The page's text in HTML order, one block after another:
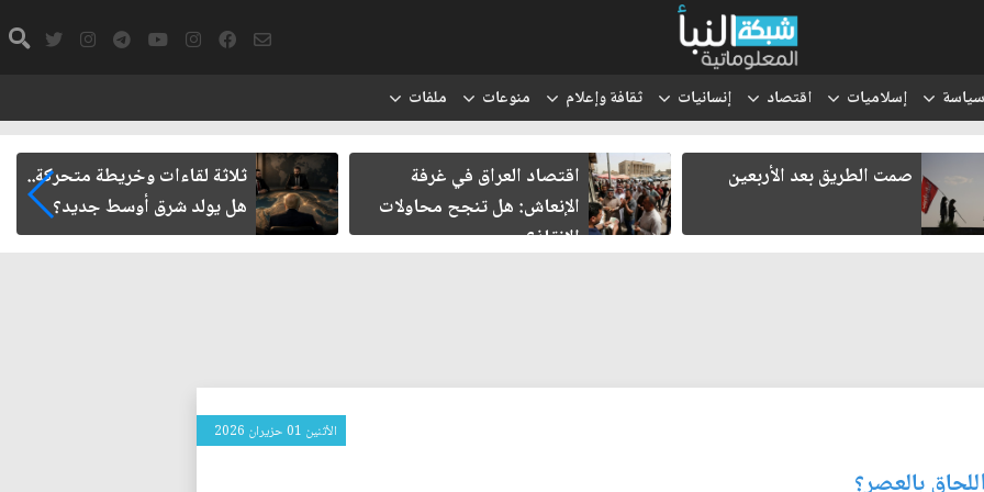
سياسة إسلاميات اقتصاد إنسانيات ثقافة وإعلام منوعات ملفات
صمت الطريق بعد الأربعين
اقتصاد العراق في غرفة
الإنعاش: هل تنجح محاولات
الإنقاذ؟
ثلاثة لقاءات وخريطة متحركة..
هل يولد شرق أوسط جديد؟
الأثنين 01 حزيران 2026